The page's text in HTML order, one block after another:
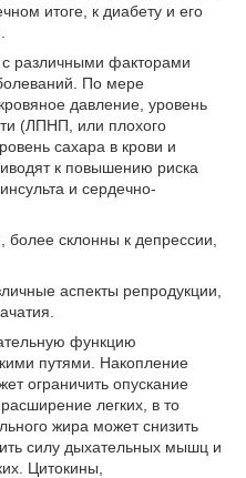
итоге, к диабету и его
различными факторами
По мере
давление, уровень
(ЛПНП, или плохого
сахара в крови и
к повышению риска
и сердечно-
склонны к депрессии,
аспекты репродукции,
функцию
путями. Накопление
ограничить опускание
легких, в то
жира может снизить
силу дыхательных мышц и
Цитокины,